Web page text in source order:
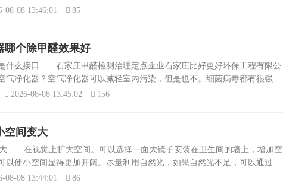
游酒店管理：潜力专业澳洲的旅游行业世界闻名，旅游酒店管理专业也是
08-08 13:46:01 85
哪个除甲醛效果好
什么接口 石家庄甲醛检测治理定点企业石家庄比好更好环保工程有限公
气净化器？空气净化器可以减轻室内污染，但是也不。细菌病毒都有很强的
对异味有害气体净化效果较佳。目前市场上飞利浦、亚都、伊莱克斯等厂商
2026-08-08 13:45:02 156
空间变大
在视觉上扩大空间。可以选择一面大镜子安装在卫生间的墙上，增加空
以使小空间显得更加开阔。尽量利用自然光，如果自然光不足，可以通过增
吸顶灯、壁灯等多种照明方式，营造出明亮的氛围。以上方法可以帮助您在
08-08 13:44:01 86